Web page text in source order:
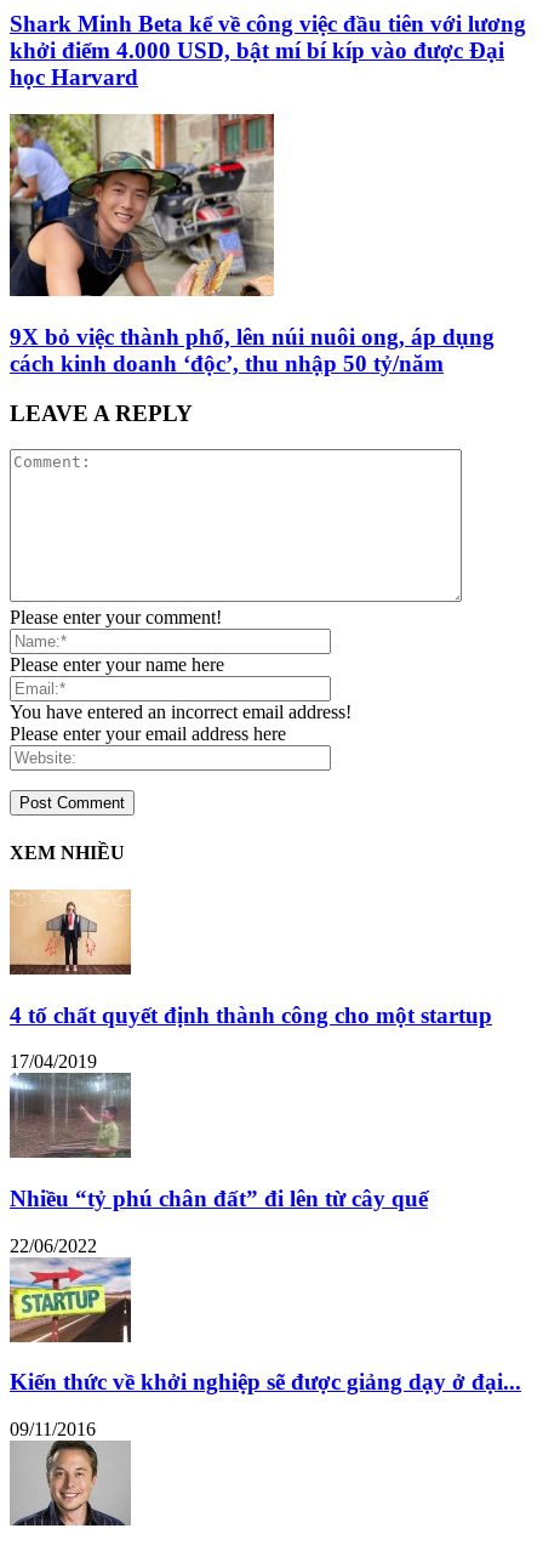
Shark Minh Beta kể về công việc đầu tiên với lương
khởi điểm 4.000 USD, bật mí bí kíp vào được Đại
học Harvard
9X bỏ việc thành phố, lên núi nuôi ong, áp dụng
cách kinh doanh ‘độc’, thu nhập 50 tỷ/năm
LEAVE A REPLY
Please enter your comment!
Please enter your name here
You have entered an incorrect email address!
Please enter your email address here
XEM NHIỀU
4 tố chất quyết định thành công cho một startup
17/04/2019
Nhiều “tỷ phú chân đất” đi lên từ cây quế
22/06/2022
Kiến thức về khởi nghiệp sẽ được giảng dạy ở đại...
09/11/2016